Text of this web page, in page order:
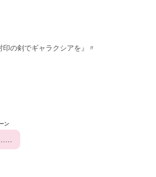
〃『この封印の剣でギャラクシアを』〃
ン
……